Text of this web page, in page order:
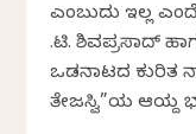
ಎಂಬುದು ಇಲ್ಲ
ಕೆ.ಟಿ. ಶಿವಪ್ರಸಾದ್
ಒಡನಾಟದ ಕುರಿತ
ತೇಜಸ್ವಿ”ಯ ಆಯ್ದ